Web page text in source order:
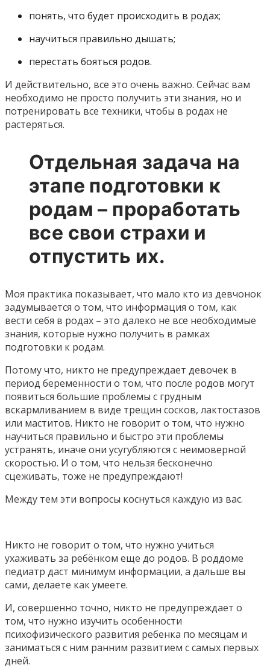
понять, что будет происходить в родах;
научиться правильно дышать;
перестать бояться родов.
И действительно, все это очень важно. Сейчас вам
необходимо не просто получить эти знания, но и
потренировать все техники, чтобы в родах не
растеряться.
Отдельная задача на
этапе подготовки к
родам – проработать
все свои страхи и
отпустить их.
Моя практика показывает, что мало кто из девчонок
задумывается о том, что информация о том, как
вести себя в родах – это далеко не все необходимые
знания, которые нужно получить в рамках
подготовки к родам.
Потому что, никто не предупреждает девочек в
период беременности о том, что после родов могут
появиться большие проблемы с грудным
вскармливанием в виде трещин сосков, лактостазов
или маститов. Никто не говорит о том, что нужно
научиться правильно и быстро эти проблемы
устранять, иначе они усугубляются с неимоверной
скоростью. И о том, что нельзя бесконечно
сцеживать, тоже не предупреждают!
Между тем эти вопросы коснуться каждую из вас.
Никто не говорит о том, что нужно учиться
ухаживать за ребёнком еще до родов. В роддоме
педиатр даст минимум информации, а дальше вы
сами, делаете как умеете.
И, совершенно точно, никто не предупреждает о
том, что нужно изучить особенности
психофизического развития ребенка по месяцам и
заниматься с ним ранним развитием с самых первых
дней.